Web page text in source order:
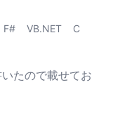
F# VB.NET
C
たので載せてお